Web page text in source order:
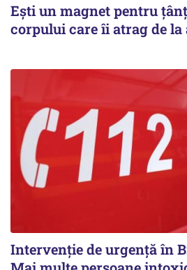
Ești un magnet pentru
corpului care îi atrag de la
Intervenție de urgență în